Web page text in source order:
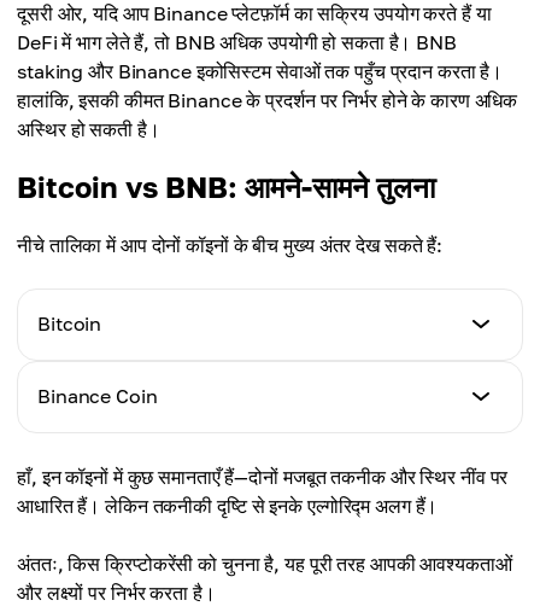
दूसरी ओर, यदि आप Binance प्लेटफ़ॉर्म का सक्रिय उपयोग करते हैं या
DeFi में भाग लेते हैं, तो BNB अधिक उपयोगी हो सकता है। BNB
staking और Binance इकोसिस्टम सेवाओं तक पहुँच प्रदान करता है।
हालांकि, इसकी कीमत Binance के प्रदर्शन पर निर्भर होने के कारण अधिक
अस्थिर हो सकती है।
Bitcoin vs BNB: आमने-सामने तुलना
नीचे तालिका में आप दोनों कॉइनों के बीच मुख्य अंतर देख सकते हैं:
Bitcoin
Launch Date (लॉन्च वर्ष)
Consensus Mechanism (सम्मति तंत्र)
Proof-of-Work (PoW)
Transaction Speed (लेन-देन की गति)
लगभग 10 मिनट प्रति ब्लॉक
Binance Coin
2017
Consensus Mechanism (सम्मति तंत्र)
Proof-of-Staked Authority (PoSA)
हाँ, इन कॉइनों में कुछ समानताएँ हैं—दोनों मजबूत तकनीक और स्थिर नींव पर
आधारित हैं। लेकिन तकनीकी दृष्टि से इनके एल्गोरिद्म अलग हैं।
अंततः, किस क्रिप्टोकरेंसी को चुनना है, यह पूरी तरह आपकी आवश्यकताओं
और लक्ष्यों पर निर्भर करता है।